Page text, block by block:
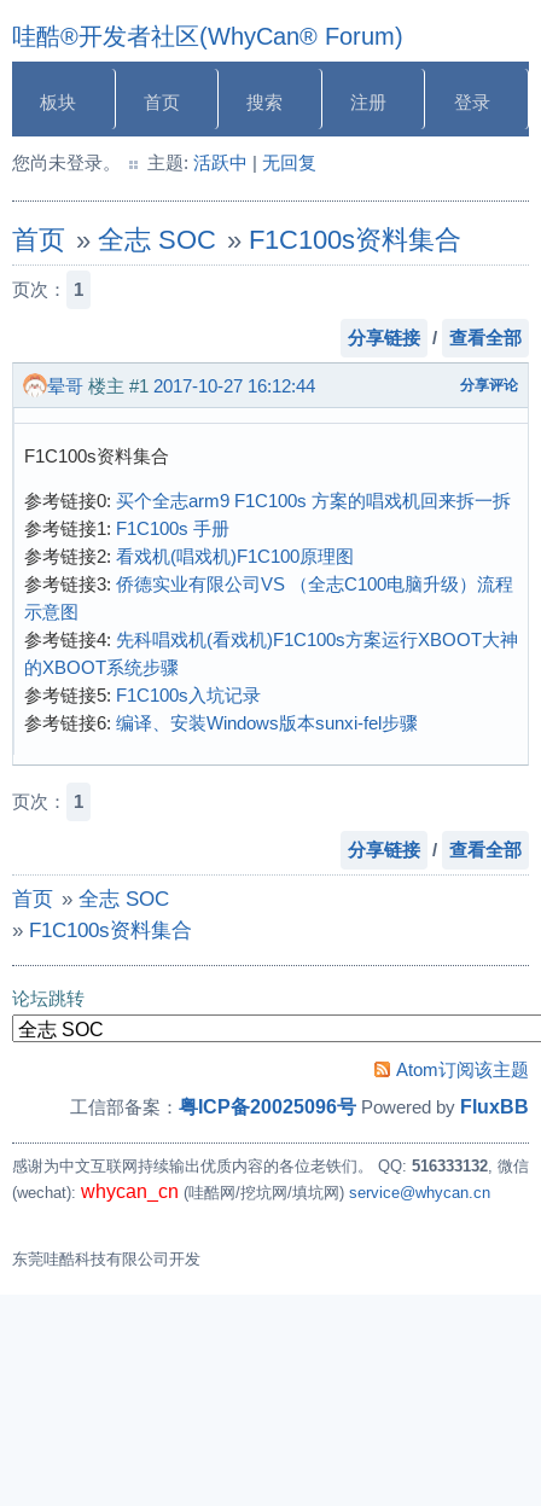
哇酷®开发者社区(WhyCan® Forum)
板块 首页 搜索 注册 登录
您尚未登录。 主题: 活跃中 | 无回复
首页 » 全志 SOC » F1C100s资料集合
页次： 1
分享链接 / 查看全部
晕哥 楼主 #1 2017-10-27 16:12:44 分享评论
F1C100s资料集合
参考链接0: 买个全志arm9 F1C100s 方案的唱戏机回来拆一拆
参考链接1: F1C100s 手册
参考链接2: 看戏机(唱戏机)F1C100原理图
参考链接3: 侨德实业有限公司VS （全志C100电脑升级）流程
示意图
参考链接4: 先科唱戏机(看戏机)F1C100s方案运行XBOOT大神
的XBOOT系统步骤
参考链接5: F1C100s入坑记录
参考链接6: 编译、安装Windows版本sunxi-fel步骤
页次： 1
分享链接 / 查看全部
首页 » 全志 SOC
» F1C100s资料集合
论坛跳转
Atom订阅该主题
工信部备案： 粤ICP备20025096号 Powered by FluxBB
感谢为中文互联网持续输出优质内容的各位老铁们。 QQ: 516333132, 微信
(wechat): whycan_cn (哇酷网/挖坑网/填坑网) service@whycan.cn
东莞哇酷科技有限公司开发